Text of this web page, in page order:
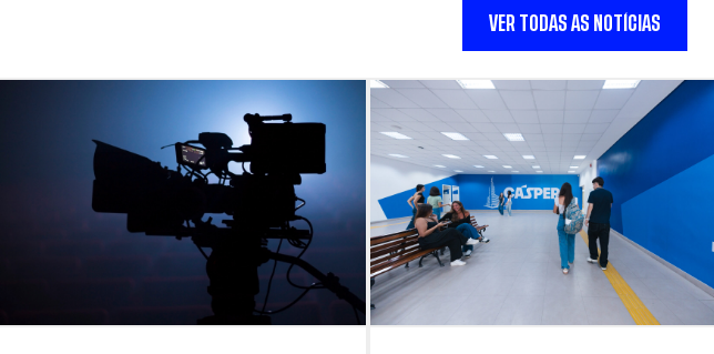
VER TODAS AS NOTÍCIAS